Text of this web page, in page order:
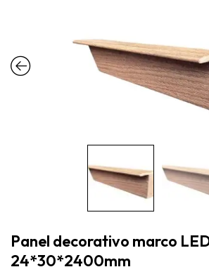
Panel decorativo marco
24*30*2400mm